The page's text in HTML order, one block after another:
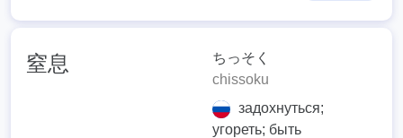
窒息
ちっそく
chissoku
задохнуться;
угореть; быть